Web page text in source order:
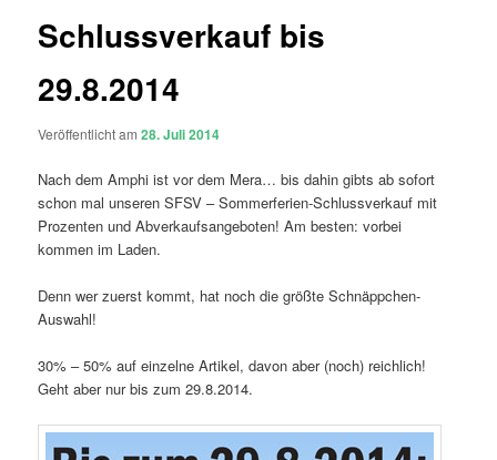
Schlussverkauf bis
29.8.2014
Veröffentlicht am28. Juli 2014
Nach dem Amphi ist vor dem Mera… bis dahin gibts ab sofort
schon mal unseren SFSV – Sommerferien-Schlussverkauf mit
Prozenten und Abverkaufsangeboten! Am besten: vorbei
kommen im Laden.
Denn wer zuerst kommt, hat noch die größte Schnäppchen-
Auswahl!
30% – 50% auf einzelne Artikel, davon aber (noch) reichlich!
Geht aber nur bis zum 29.8.2014.